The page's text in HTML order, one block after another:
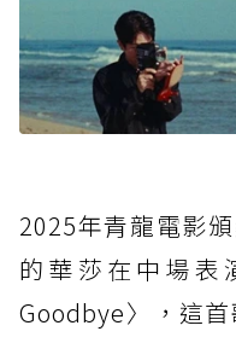
2025年青龍電影
的華莎在中場表
Goodbye〉，這